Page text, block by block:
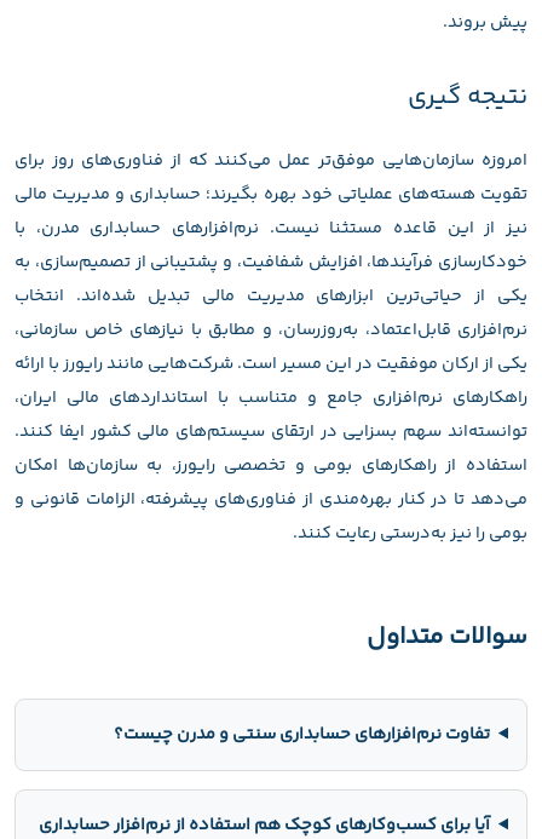
پیش بروند.
نتیجه‌ گیری
امروزه سازمان‌هایی موفق‌تر عمل می‌کنند که از فناوری‌های روز برای
تقویت هسته‌های عملیاتی خود بهره بگیرند؛ حسابداری و مدیریت مالی
نیز از این قاعده مستثنا نیست. نرم‌افزارهای حسابداری مدرن، با
خودکارسازی فرآیندها، افزایش شفافیت، و پشتیبانی از تصمیم‌سازی، به
یکی از حیاتی‌ترین ابزارهای مدیریت مالی تبدیل شده‌اند. انتخاب
نرم‌افزاری قابل‌اعتماد، به‌روزرسان، و مطابق با نیازهای خاص سازمانی،
یکی از ارکان موفقیت در این مسیر است. شرکت‌هایی مانند رایورز با ارائه
راهکارهای نرم‌افزاری جامع و متناسب با استانداردهای مالی ایران،
توانسته‌اند سهم بسزایی در ارتقای سیستم‌های مالی کشور ایفا کنند.
استفاده از راهکارهای بومی و تخصصی رایورز، به سازمان‌ها امکان
می‌دهد تا در کنار بهره‌مندی از فناوری‌های پیشرفته، الزامات قانونی و
بومی را نیز به‌درستی رعایت کنند.
سوالات متداول
تفاوت نرم‌افزارهای حسابداری سنتی و مدرن چیست؟
آیا برای کسب‌وکارهای کوچک هم استفاده از نرم‌افزار حسابداری